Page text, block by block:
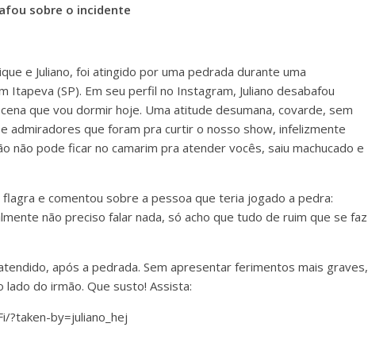
sobre o incidente
e Juliano, foi atingido por uma pedrada durante uma
(SP). Em seu perfil no Instagram, Juliano desabafou
que vou dormir hoje. Uma atitude desumana, covarde, sem
admiradores que foram pra curtir o nosso show, infelizmente
não pode ficar no camarim pra atender vocês, saiu machucado e
flagra e comentou sobre a pessoa que teria jogado a pedra:
não preciso falar nada, só acho que tudo de ruim que se faz
após a pedrada. Sem apresentar ferimentos mais graves,
do irmão. Que susto! Assista:
?taken-by=juliano_hej